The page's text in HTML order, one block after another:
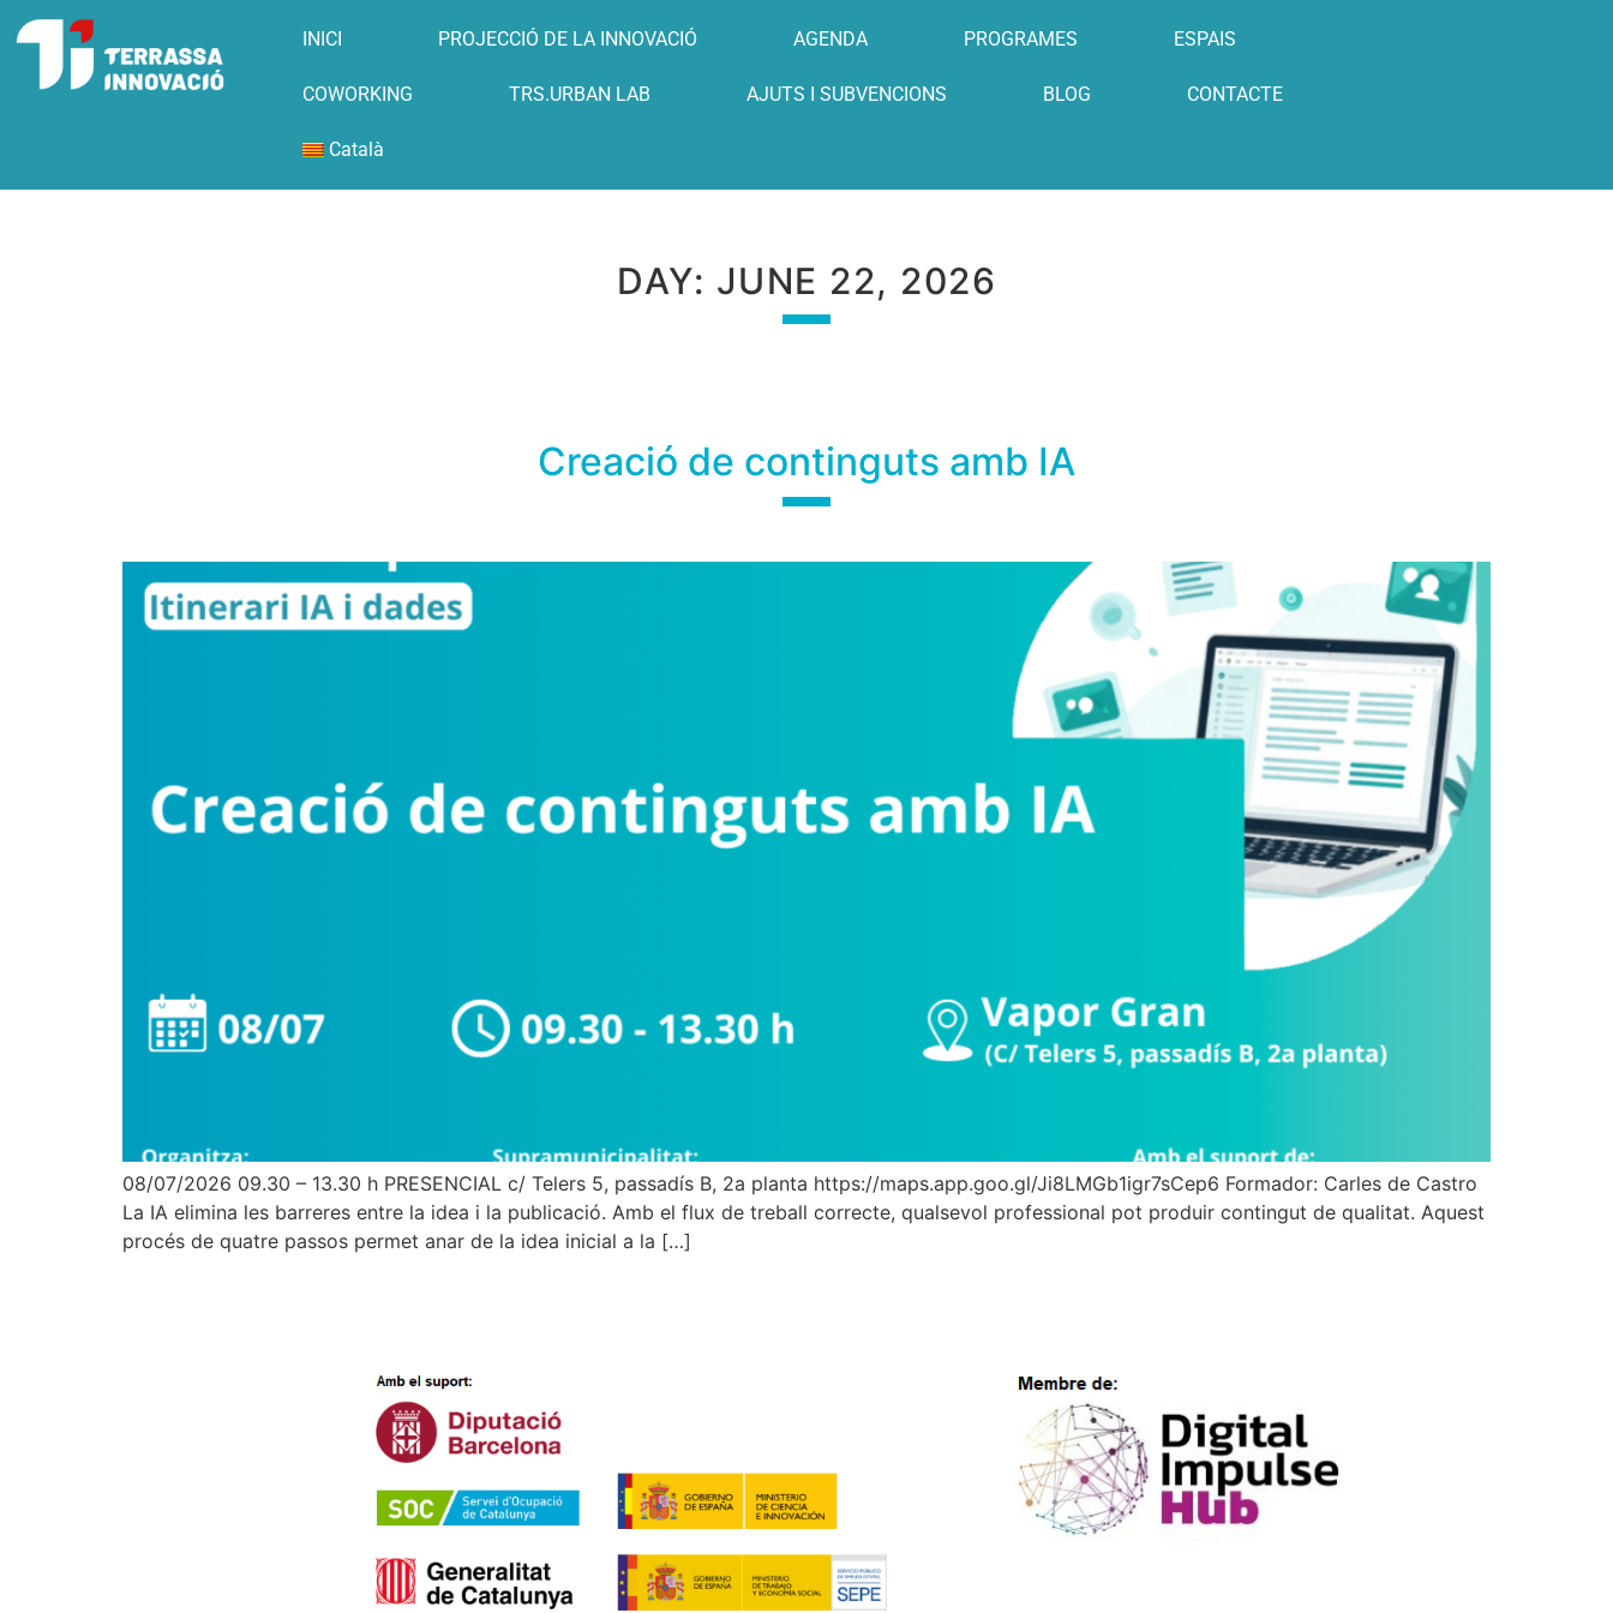
INICI PROJECCIÓ DE LA INNOVACIÓ AGENDA PROGRAMES ESPAIS
COWORKING TRS.URBAN LAB AJUTS I SUBVENCIONS BLOG CONTACTE
Català
DAY: JUNE 22, 2026
Creació de continguts amb IA
08/07/2026 09.30 – 13.30 h PRESENCIAL c/ Telers 5, passadís B, 2a planta https://maps.app.goo.gl/Ji8LMGb1igr7sCep6 Formador: Carles de Castro
La IA elimina les barreres entre la idea i la publicació. Amb el flux de treball correcte, qualsevol professional pot produir contingut de qualitat. Aquest
procés de quatre passos permet anar de la idea inicial a la […]